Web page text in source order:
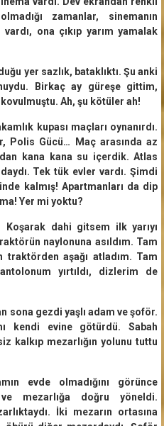
zamanlar, sinemanın
ona çıkıp yarım yamalak
yer sazlık, bataklıktı. Şu anki
Birkaç ay güreşe gittim,
Ah, şu kötüler ah!
kupası maçları oynanırdı.
Polis Gücü… Maç arasında az
kana kana su içerdik. Atlas
Tek tük evler vardı. Şimdi
kalmış! Apartmanları da dip
Yer mi yoktu?
Koşarak dahi gitsem ilk yarıyı
naylonuna asıldım. Tam
traktörden aşağı atladım. Tam
yırtıldı, dizlerim de
sona gezdi yaşlı adam ve şoför.
kendi evine götürdü. Sabah
kalkıp mezarlığın yolunu tuttu
evde olmadığını görünce
mezarlığa doğru yöneldi.
İki mezarın ortasına